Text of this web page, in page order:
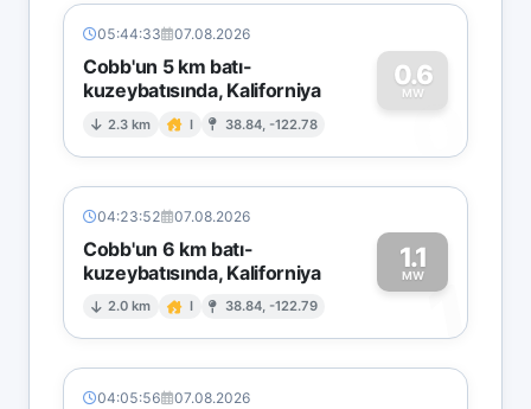
05:44:33 07.08.2026
Cobb'un 5 km batı-
kuzeybatısında, Kaliforniya
2.3 km I 38.84, -122.78
0.6
MW
0
04:23:52 07.08.2026
Cobb'un 6 km batı-
kuzeybatısında, Kaliforniya
2.0 km I 38.84, -122.79
1.1
MW1
04:05:56 07.08.2026